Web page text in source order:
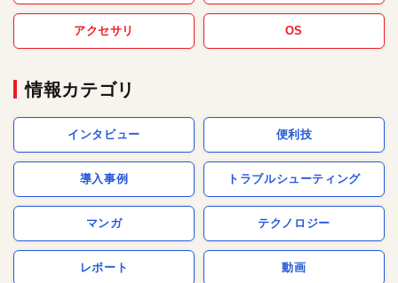
アクセサリ OS
情報カテゴリ
インタビュー 便利技
導入事例 トラブルシューティング
マンガ テクノロジー
レポート 動画